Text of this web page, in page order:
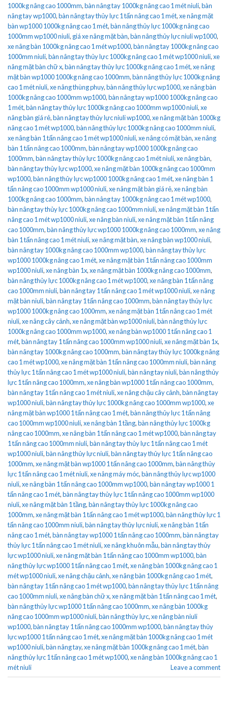
1000kg nâng cao 1000mm,bàn nâng tay 1000kg nâng cao 1 mét niuli,bàn
nâng tay wp1000,bàn nâng tay thủy lực 1 tấn nâng cao 1 mét,xe nâng mặt
bàn wp1000 1000kg nâng cao 1 mét,bàn nâng thủy lực 1000kg nâng cao
1000mm wp1000 niuli, giá xe nâng mặt bàn,bàn nâng thủy lực niuli wp1000,
xe nâng bàn 1000kg nâng cao 1 mét wp1000,bàn nâng tay 1000kg nâng cao
1000mm niuli,bàn nâng tay thủy lực 1000kg nâng cao 1 mét wp1000 niuli,xe
nâng mặt bàn chữ x,bàn nâng tay thủy lực 1000kg nâng cao 1 mét,xe nâng
mặt bàn wp1000 1000kg nâng cao 1000mm,bàn nâng thủy lực 1000kg nâng
cao 1 mét niuli,xe nâng thùng phuy,bàn nâng thủy lực wp1000,xe nâng bàn
1000kg nâng cao 1000mm wp1000,bàn nâng tay wp1000 1000kg nâng cao
1 mét,bàn nâng tay thủy lực 1000kg nâng cao 1000mm wp1000 niuli,xe
nâng bàn giá rẻ,bàn nâng tay thủy lực niuli wp1000,xe nâng mặt bàn 1000kg
nâng cao 1 mét wp1000,bàn nâng thủy lực 1000kg nâng cao 1000mm niuli,
xe nâng bàn 1 tấn nâng cao 1 mét wp1000 niuli,xe nâng có mặt bàn,xe nâng
bàn 1 tấn nâng cao 1000mm,bàn nâng tay wp1000 1000kg nâng cao
1000mm,bàn nâng tay thủy lực 1000kg nâng cao 1 mét niuli,xe nâng bàn,
bàn nâng tay thủy lực wp1000,xe nâng mặt bàn 1000kg nâng cao 1000mm
wp1000,bàn nâng thủy lực wp1000 1000kg nâng cao 1 mét,xe nâng bàn 1
tấn nâng cao 1000mm wp1000 niuli,xe nâng mặt bàn giá rẻ,xe nâng bàn
1000kg nâng cao 1000mm,bàn nâng tay 1000kg nâng cao 1 mét wp1000,
bàn nâng tay thủy lực 1000kg nâng cao 1000mm niuli,xe nâng mặt bàn 1 tấn
nâng cao 1 mét wp1000 niuli,xe nâng bàn niuli,xe nâng mặt bàn 1 tấn nâng
cao 1000mm,bàn nâng thủy lực wp1000 1000kg nâng cao 1000mm,xe nâng
bàn 1 tấn nâng cao 1 mét niuli,xe nâng mặt bàn,xe nâng bàn wp1000 niuli,
bàn nâng tay 1000kg nâng cao 1000mm wp1000,bàn nâng tay thủy lực
wp1000 1000kg nâng cao 1 mét,xe nâng mặt bàn 1 tấn nâng cao 1000mm
wp1000 niuli,xe nâng bàn 1x,xe nâng mặt bàn 1000kg nâng cao 1000mm,
bàn nâng thủy lực 1000kg nâng cao 1 mét wp1000,xe nâng bàn 1 tấn nâng
cao 1000mm niuli,bàn nâng tay 1 tấn nâng cao 1 mét wp1000 niuli,xe nâng
mặt bàn niuli,bàn nâng tay 1 tấn nâng cao 1000mm,bàn nâng tay thủy lực
wp1000 1000kg nâng cao 1000mm,xe nâng mặt bàn 1 tấn nâng cao 1 mét
niuli,xe nâng cây cảnh,xe nâng mặt bàn wp1000 niuli,bàn nâng thủy lực
1000kg nâng cao 1000mm wp1000,xe nâng bàn wp1000 1 tấn nâng cao 1
mét,bàn nâng tay 1 tấn nâng cao 1000mm wp1000 niuli,xe nâng mặt bàn 1x,
bàn nâng tay 1000kg nâng cao 1000mm,bàn nâng tay thủy lực 1000kg nâng
cao 1 mét wp1000,xe nâng mặt bàn 1 tấn nâng cao 1000mm niuli,bàn nâng
thủy lực 1 tấn nâng cao 1 mét wp1000 niuli,bàn nâng tay niuli,bàn nâng thủy
lực 1 tấn nâng cao 1000mm,xe nâng bàn wp1000 1 tấn nâng cao 1000mm,
bàn nâng tay 1 tấn nâng cao 1 mét niuli,xe nâng chậu cây cảnh,bàn nâng tay
wp1000 niuli,bàn nâng tay thủy lực 1000kg nâng cao 1000mm wp1000,xe
nâng mặt bàn wp1000 1 tấn nâng cao 1 mét,bàn nâng thủy lực 1 tấn nâng
cao 1000mm wp1000 niuli,xe nâng bàn 1 tầng,bàn nâng thủy lực 1000kg
nâng cao 1000mm,xe nâng bàn 1 tấn nâng cao 1 mét wp1000,bàn nâng tay
1 tấn nâng cao 1000mm niuli,bàn nâng tay thủy lực 1 tấn nâng cao 1 mét
wp1000 niuli,bàn nâng thủy lực niuli,bàn nâng tay thủy lực 1 tấn nâng cao
1000mm,xe nâng mặt bàn wp1000 1 tấn nâng cao 1000mm,bàn nâng thủy
lực 1 tấn nâng cao 1 mét niuli,xe nâng máy móc,bàn nâng thủy lực wp1000
niuli,xe nâng bàn 1 tấn nâng cao 1000mm wp1000,bàn nâng tay wp1000 1
tấn nâng cao 1 mét,bàn nâng tay thủy lực 1 tấn nâng cao 1000mm wp1000
niuli,xe nâng mặt bàn 1 tầng,bàn nâng tay thủy lực 1000kg nâng cao
1000mm,xe nâng mặt bàn 1 tấn nâng cao 1 mét wp1000,bàn nâng thủy lực 1
tấn nâng cao 1000mm niuli,bàn nâng tay thủy lực niuli,xe nâng bàn 1 tấn
nâng cao 1 mét,bàn nâng tay wp1000 1 tấn nâng cao 1000mm,bàn nâng tay
thủy lực 1 tấn nâng cao 1 mét niuli,xe nâng khuôn mẫu,bàn nâng tay thủy
lực wp1000 niuli,xe nâng mặt bàn 1 tấn nâng cao 1000mm wp1000,bàn
nâng thủy lực wp1000 1 tấn nâng cao 1 mét,xe nâng bàn 1000kg nâng cao 1
mét wp1000 niuli,xe nâng chậu cảnh,xe nâng bàn 1000kg nâng cao 1 mét,
bàn nâng tay 1 tấn nâng cao 1 mét wp1000,bàn nâng tay thủy lực 1 tấn nâng
cao 1000mm niuli,xe nâng bàn chữ x,xe nâng mặt bàn 1 tấn nâng cao 1 mét,
bàn nâng thủy lực wp1000 1 tấn nâng cao 1000mm,xe nâng bàn 1000kg
nâng cao 1000mm wp1000 niuli,bàn nâng thủy lực,xe nâng bàn niuli
wp1000,bàn nâng tay 1 tấn nâng cao 1000mm wp1000,bàn nâng tay thủy
lực wp1000 1 tấn nâng cao 1 mét,xe nâng mặt bàn 1000kg nâng cao 1 mét
wp1000 niuli,bàn nâng tay,xe nâng mặt bàn 1000kg nâng cao 1 mét,bàn
nâng thủy lực 1 tấn nâng cao 1 mét wp1000,xe nâng bàn 1000kg nâng cao 1
mét niuli
Leave a comment